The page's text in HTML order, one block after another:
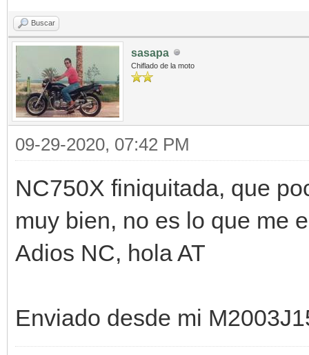
Buscar
sasapa
Chiflado de la moto
09-29-2020, 07:42 PM
NC750X finiquitada, que
muy bien, no es lo que me
Adios NC, hola AT
Enviado desde mi